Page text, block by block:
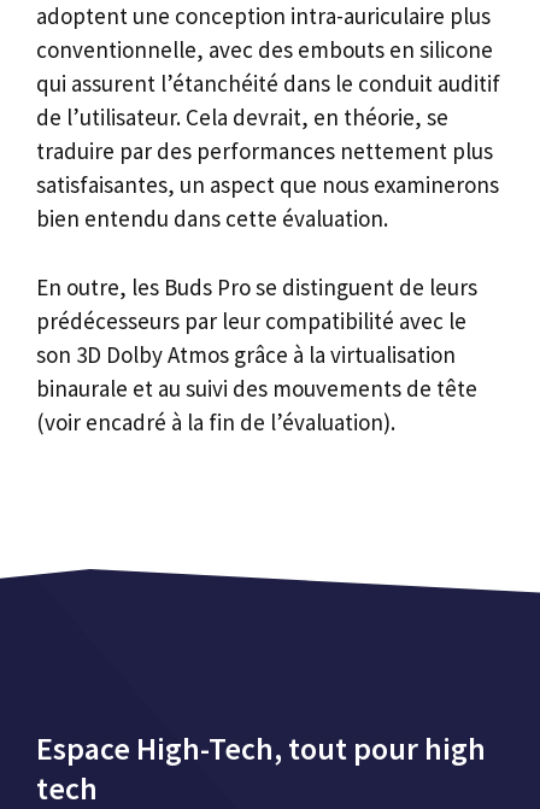
adoptent une conception intra-auriculaire plus
conventionnelle, avec des embouts en silicone
qui assurent l’étanchéité dans le conduit auditif
de l’utilisateur. Cela devrait, en théorie, se
traduire par des performances nettement plus
satisfaisantes, un aspect que nous examinerons
bien entendu dans cette évaluation.
En outre, les Buds Pro se distinguent de leurs
prédécesseurs par leur compatibilité avec le
son 3D Dolby Atmos grâce à la virtualisation
binaurale et au suivi des mouvements de tête
(voir encadré à la fin de l’évaluation).
Espace High-Tech, tout pour high
tech